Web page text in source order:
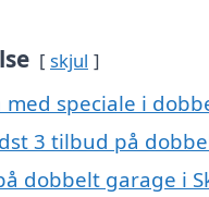
skjul
speciale i
3 tilbud på
dobbelt garage i